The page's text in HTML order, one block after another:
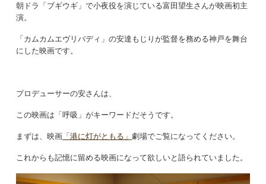
朝ドラ「ブギウギ」で小夜役を演じている富田望生さんが映画初主
演。
「カムカムエヴリバディ」の安達もじりが監督を務める神戸を舞台
にした映画です。
プロデューサーの安さんは、
この映画は「呼吸」がキーワードだそうです。
まずは、映画「港に灯がともる」 劇場でご覧になってください。
これからも記憶に留める映画になって欲しいと語られていました。